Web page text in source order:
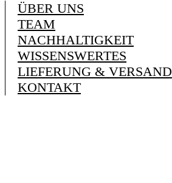
ÜBER UNS
TEAM
NACHHALTIGKEIT
WISSENSWERTES
LIEFERUNG & VERSAND
KONTAKT